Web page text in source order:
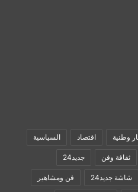
وطنية اقتصاد السياسية
ثقافة وفن جديد24
شاشة جديد24 فن ومشاهير